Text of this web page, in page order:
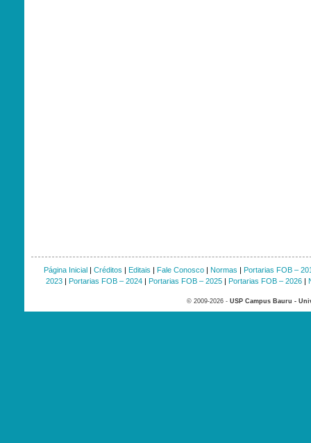
Página Inicial| Créditos | Editais | Fale Conosco| Normas | Portarias FOB –
2023| Portarias FOB – 2024| Portarias FOB – 2025| Portarias FOB – 2026|
© 2009-2026 - USP Campus Bauru -